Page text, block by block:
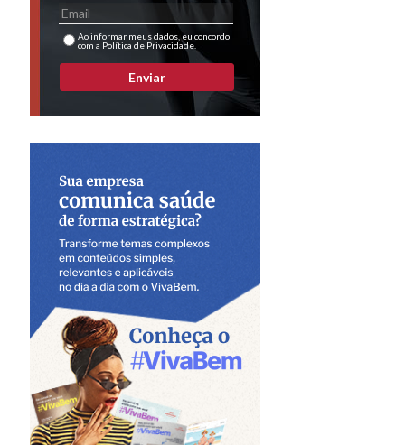
Ao informar meus dados, eu concordo
com a Política de Privacidade.
Enviar